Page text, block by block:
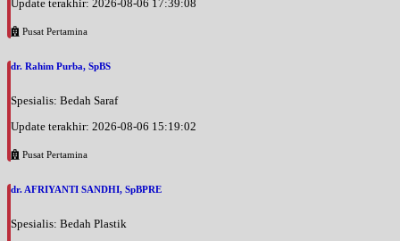
Update terakhir: 2026-08-06 17:39:08
Pusat Pertamina
dr. Rahim Purba, SpBS
Spesialis: Bedah Saraf
Update terakhir: 2026-08-06 15:19:02
Pusat Pertamina
dr. AFRIYANTI SANDHI, SpBPRE
Spesialis: Bedah Plastik